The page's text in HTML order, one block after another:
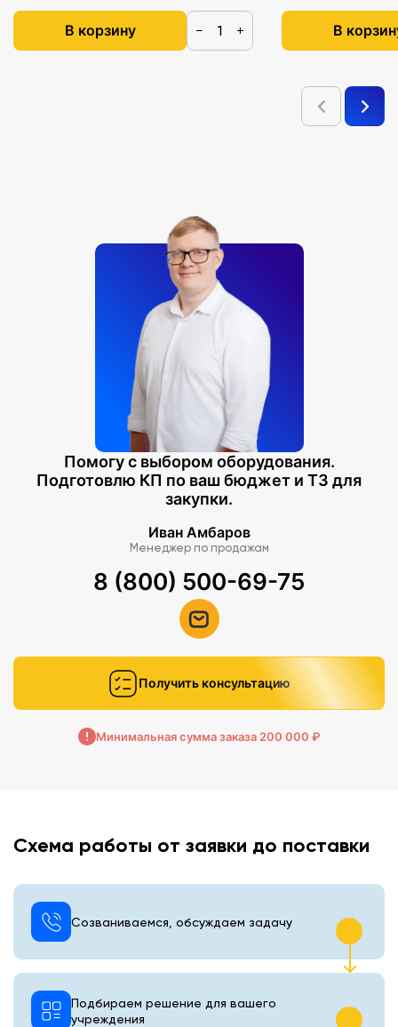
В корзину − + В
Помогу с выбором оборудования.
Подготовлю КП по ваш бюджет и ТЗ для
закупки.
Иван Амбаров
Менеджер по продажам
8 (800) 500-69-75
Получить консультацию
Минимальная сумма заказа 200 000 ₽
Схема работы от заявки до поставки
Созваниваемся, обсуждаем задачу
Подбираем решение для вашего
учреждения